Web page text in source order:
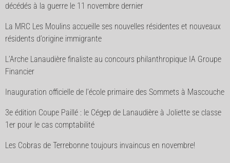
décédés à la guerre le 11 novembre dernier
La MRC Les Moulins accueille ses nouvelles résidentes et nouveaux
résidents d’origine immigrante
L’Arche Lanaudière finaliste au concours philanthropique IA Groupe
Financier
Inauguration officielle de l’école primaire des Sommets à Mascouche
3e édition Coupe Paillé : le Cégep de Lanaudière à Joliette se classe
1er pour le cas comptabilité
Les Cobras de Terrebonne toujours invaincus en novembre!